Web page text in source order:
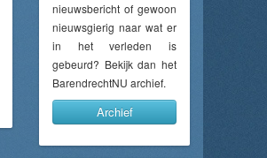
nieuwsbericht of gewoon
nieuwsgierig naar wat er
in het verleden is
gebeurd? Bekijk dan het
BarendrechtNU archief.
Archief